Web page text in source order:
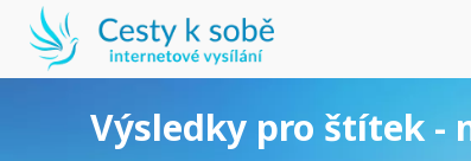
Výsledky pro štítek -